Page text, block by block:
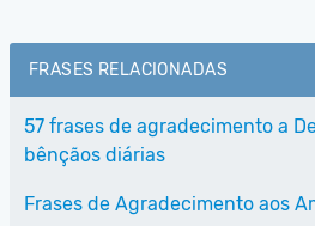
FRASES RELACIONADAS
57 frases de agradecimento a
bênçãos diárias
Frases de Agradecimento aos